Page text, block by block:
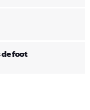
foot